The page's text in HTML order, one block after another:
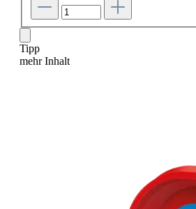
Tipp
mehr Inhalt